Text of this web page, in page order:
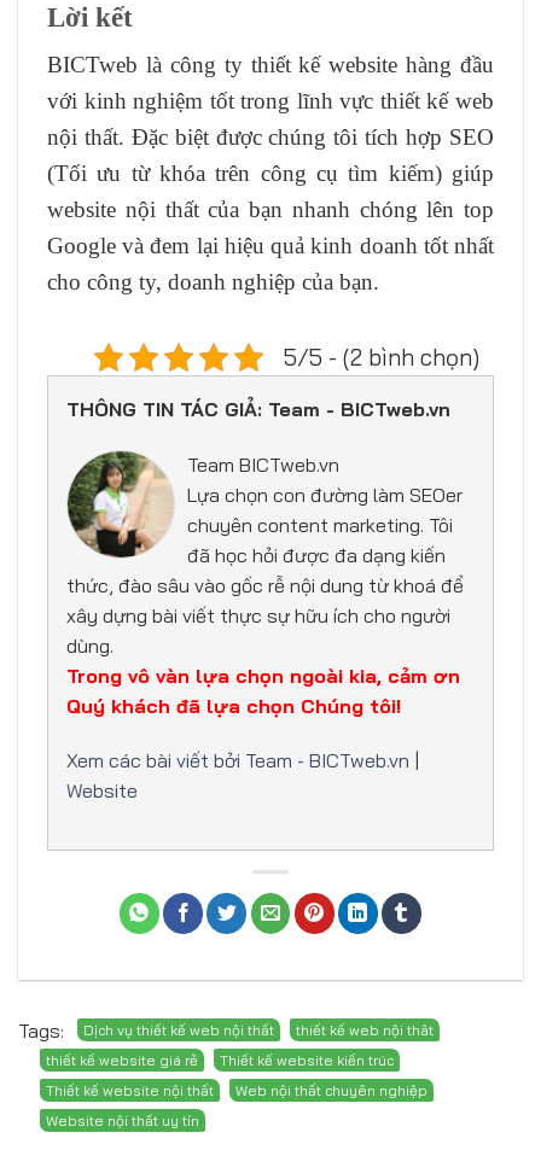
Lời kết
BICTweb là công ty thiết kế website hàng đầu
với kinh nghiệm tốt trong lĩnh vực thiết kế web
nội thất. Đặc biệt được chúng tôi tích hợp SEO
(Tối ưu từ khóa trên công cụ tìm kiếm) giúp
website nội thất của bạn nhanh chóng lên top
Google và đem lại hiệu quả kinh doanh tốt nhất
cho công ty, doanh nghiệp của bạn.
5/5 - (2 bình chọn)
THÔNG TIN TÁC GIẢ: Team - BICTweb.vn
Team BICTweb.vn
Lựa chọn con đường làm SEOer
chuyên content marketing. Tôi
đã học hỏi được đa dạng kiến
thức, đào sâu vào gốc rễ nội dung từ khoá để
xây dựng bài viết thực sự hữu ích cho người
dùng.
Trong vô vàn lựa chọn ngoài kia, cảm ơn
Quý khách đã lựa chọn Chúng tôi!
Xem các bài viết bởi Team - BICTweb.vn
Website
Tags: